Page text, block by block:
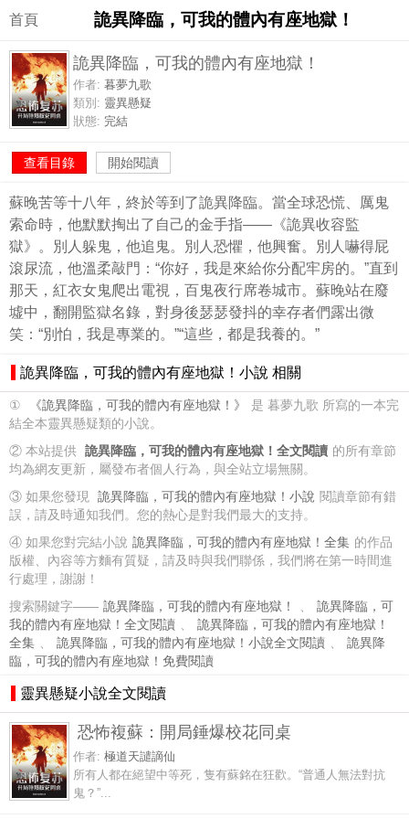
首頁 詭異降臨，可我的體內有座地獄！
詭異降臨，可我的體內有座地獄！
作者: 暮夢九歌
類別: 靈異懸疑
狀態: 完結
查看目錄 開始閱讀
蘇晚苦等十八年，終於等到了詭異降臨。當全球恐慌、厲鬼
索命時，他默默掏出了自己的金手指——《詭異收容監
獄》。別人躲鬼，他追鬼。別人恐懼，他興奮。別人嚇得屁
滾尿流，他溫柔敲門：“你好，我是來給你分配牢房的。”直到
那天，紅衣女鬼爬出電視，百鬼夜行席卷城市。蘇晚站在廢
墟中，翻開監獄名錄，對身後瑟瑟發抖的幸存者們露出微
笑：“別怕，我是專業的。”“這些，都是我養的。”
詭異降臨，可我的體內有座地獄！小說 相關
① 《詭異降臨，可我的體內有座地獄！》
是 暮夢九歌 所寫的一本完
結全本靈異懸疑類的小說。
② 本站提供 詭異降臨，可我的體內有座地獄！全文閱讀 的所有章節
均為網友更新，屬發布者個人行為，與全站立場無關。
③ 如果您發現 詭異降臨，可我的體內有座地獄！小說 閱讀章節有錯
誤，請及時通知我們。您的熱心是對我們最大的支持。
④ 如果您對完結小說 詭異降臨，可我的體內有座地獄！全集 的作品
版權、內容等方麵有質疑，請及時與我們聯係，我們將在第一時間進
行處理，謝謝！
搜索關鍵字—— 詭異降臨，可我的體內有座地獄！ 、
詭異降臨，可
我的體內有座地獄！全文閱讀 、
詭異降臨，可我的體內有座地獄！
全集 、 詭異降臨，可我的體內有座地獄！小說全文閱讀 、
詭異降
臨，可我的體內有座地獄！免費閱讀
靈異懸疑小說全文閱讀
恐怖複蘇：開局錘爆校花同桌
作者: 極道天譴謫仙
所有人都在絕望中等死，隻有蘇銘在狂歡。“普通人無法對抗
鬼？”...